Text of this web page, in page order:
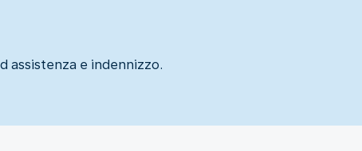
assistenza e indennizzo.